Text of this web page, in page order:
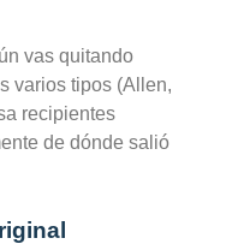
vas quitando
varios tipos (Allen,
recipientes
de dónde salió